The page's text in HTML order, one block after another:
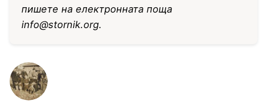
пишете на електронната поща
info@stornik.org.